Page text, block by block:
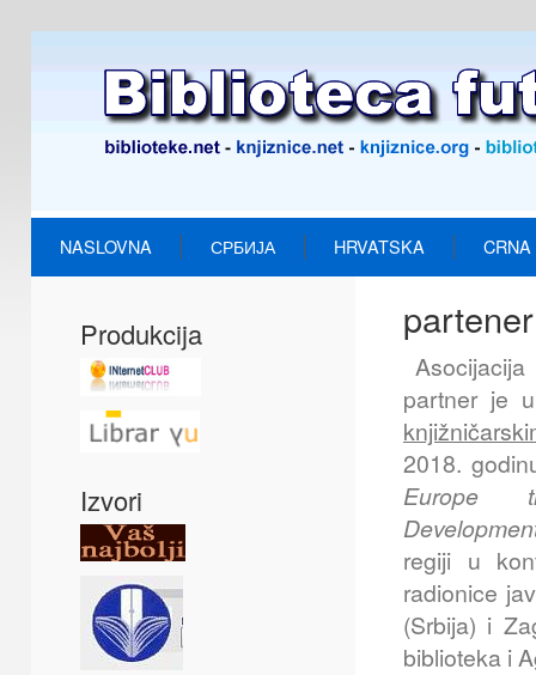
NASLOVNA СРБИЈА HRVATSKA
Produkcija
Izvori
partner je
2018.
Europe
regiji u
radionice
(Srbija) i
biblioteka i